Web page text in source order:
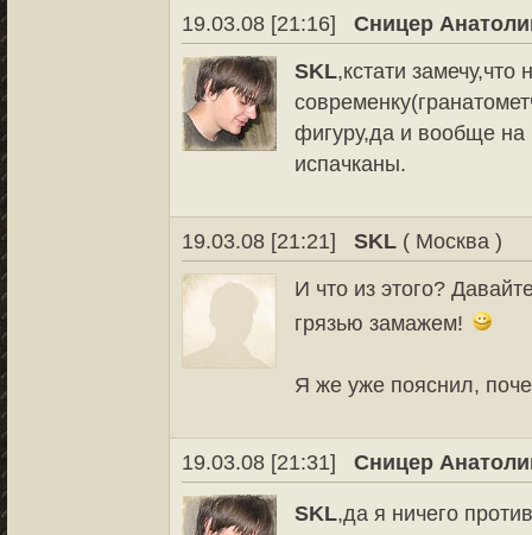
19.03.08 [21:16]
Сницер
SKL,кстати
фигуру,да и вообще
испачканы.
19.03.08 [21:21] SKL ( Москва )
И что из этого?
грязью замажем!
Я же уже пояснил,
19.03.08 [21:31] Сницер
SKL,да я ничего